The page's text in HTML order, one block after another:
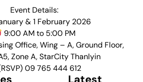
Event Details:
& 1 February 2026
9:00 AM to 5:00 PM
Office, Wing – A, Ground Floor,
Zone A, StarCity Thanlyin
09 765 444 612